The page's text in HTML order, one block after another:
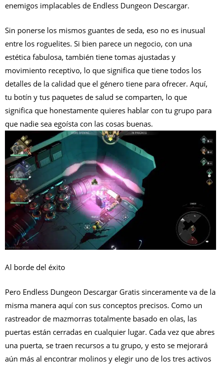
enemigos implacables de Endless Dungeon Descargar.
Sin ponerse los mismos guantes de seda, eso no es inusual
entre los roguelites. Si bien parece un negocio, con una
estética fabulosa, también tiene tomas ajustadas y
movimiento receptivo, lo que significa que tiene todos los
detalles de la calidad que el género tiene para ofrecer. Aquí,
tu botín y tus paquetes de salud se comparten, lo que
significa que honestamente quieres hablar con tu grupo para
que nadie sea egoísta con las cosas buenas.
Al borde del éxito
Pero Endless Dungeon Descargar Gratis sinceramente va de la
misma manera aquí con sus conceptos precisos. Como un
rastreador de mazmorras totalmente basado en olas, las
puertas están cerradas en cualquier lugar. Cada vez que abres
una puerta, se traen recursos a tu grupo, y esto se mejorará
aún más al encontrar molinos y elegir uno de los tres activos